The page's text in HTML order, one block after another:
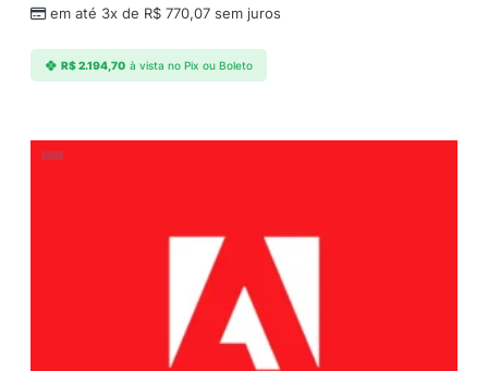
em até 3x de R$ 770,07 sem juros
R$2.194,70 à vista no Pix ou Boleto